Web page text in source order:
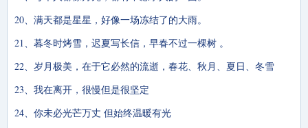
20、满天都是星星，好像一场冻结了的大雨。
21、暮冬时烤雪，迟夏写长信，早春不过一棵树 。
22、岁月极美，在于它必然的流逝，春花、秋月、夏日、冬雪
23、我在离开，很慢但是很坚定
24、你未必光芒万丈 但始终温暖有光